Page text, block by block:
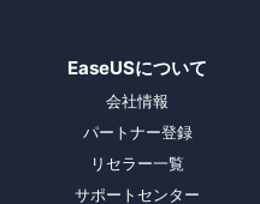
EaseUSについて
会社情報
パートナー登録
リセラー一覧
サポートセンター